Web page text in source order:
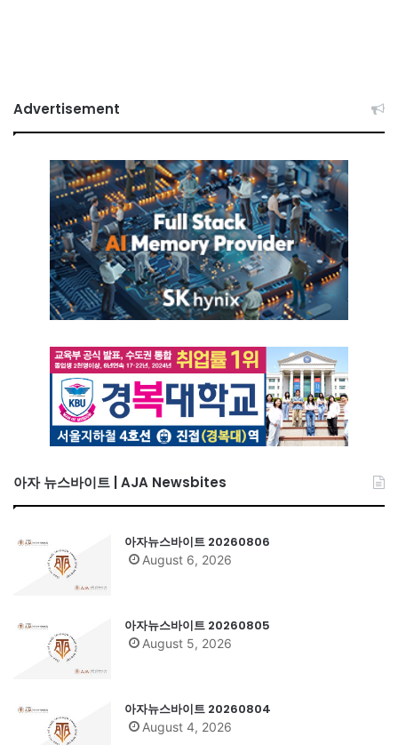
Advertisement
아자 뉴스바이트 | AJA Newsbites
아자뉴스바이트 20260806
August 6, 2026
아자뉴스바이트 20260805
August 5, 2026
아자뉴스바이트 20260804
August 4, 2026